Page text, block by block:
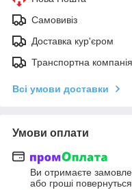
Самовивіз
Доставка кур'єром
Транспортна компанія
Всі умови доставки
Умови оплати
Ви отримаєте
або гроші